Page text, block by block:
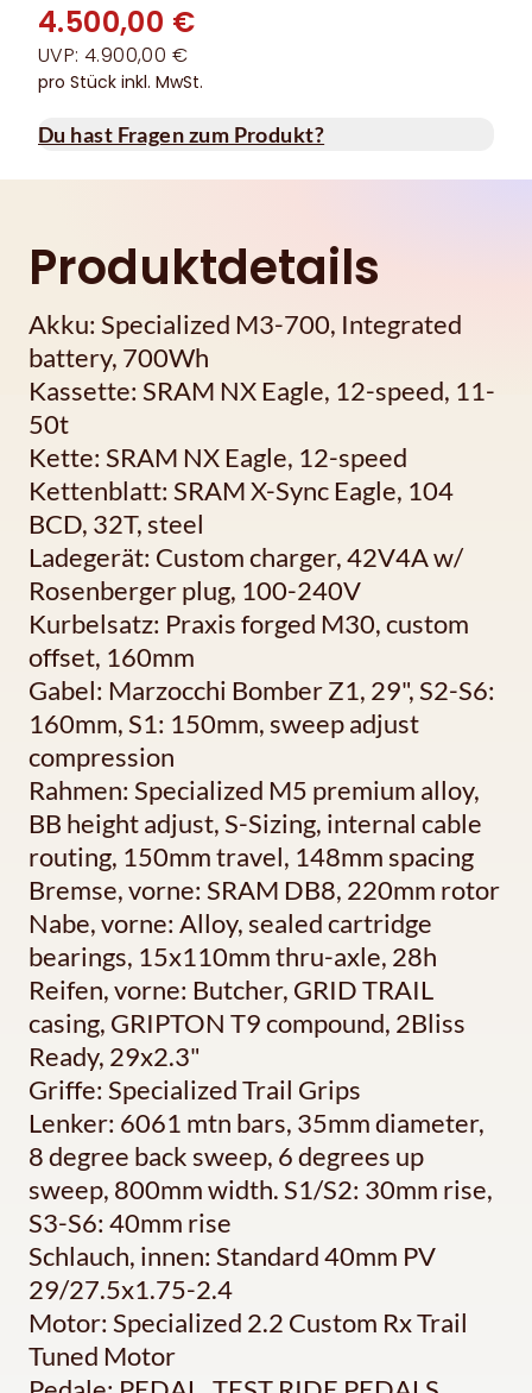
4.500,00 €
UVP: 4.900,00 €
pro Stück inkl. MwSt.
Du hast Fragen zum Produkt?
Produktdetails
Akku: Specialized M3-700, Integrated
battery, 700Wh
Kassette: SRAM NX Eagle, 12-speed, 11-
50t
Kette: SRAM NX Eagle, 12-speed
Kettenblatt: SRAM X-Sync Eagle, 104
BCD, 32T, steel
Ladegerät: Custom charger, 42V4A w/
Rosenberger plug, 100-240V
Kurbelsatz: Praxis forged M30, custom
offset, 160mm
Gabel: Marzocchi Bomber Z1, 29", S2-S6:
160mm, S1: 150mm, sweep adjust
compression
Rahmen: Specialized M5 premium alloy,
BB height adjust, S-Sizing, internal cable
routing, 150mm travel, 148mm spacing
Bremse, vorne: SRAM DB8, 220mm rotor
Nabe, vorne: Alloy, sealed cartridge
bearings, 15x110mm thru-axle, 28h
Reifen, vorne: Butcher, GRID TRAIL
casing, GRIPTON T9 compound, 2Bliss
Ready, 29x2.3"
Griffe: Specialized Trail Grips
Lenker: 6061 mtn bars, 35mm diameter,
8 degree back sweep, 6 degrees up
sweep, 800mm width. S1/S2: 30mm rise,
S3-S6: 40mm rise
Schlauch, innen: Standard 40mm PV
29/27.5x1.75-2.4
Motor: Specialized 2.2 Custom Rx Trail
Tuned Motor